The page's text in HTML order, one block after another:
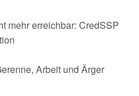
mehr erreichbar: CredSSP
Arbeit und Ärger